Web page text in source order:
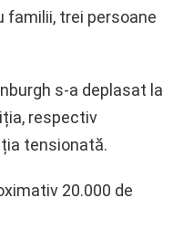
familii, trei persoane
s-a deplasat la
respectiv
tensionată.
20.000 de